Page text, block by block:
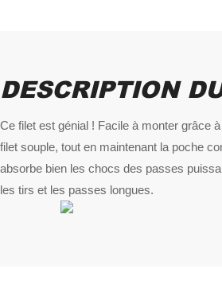
DESCRIPTION
Ce filet est génial ! Facile à monter grâce
filet souple, tout en maintenant la poche
absorbe bien les chocs des passes
les tirs et les passes longues.